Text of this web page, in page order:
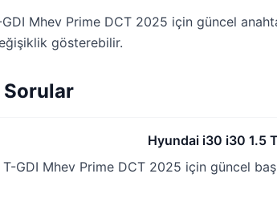
Mhev Prime DCT 2025 için güncel
gösterebilir.
Sorular
Hyundai i30 i30 1.5
GDI Mhev Prime DCT 2025 için güncel